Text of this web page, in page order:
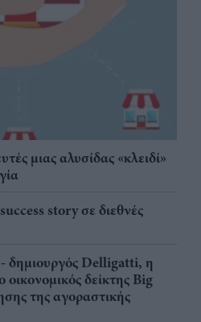
μιας αλυσίδας «κλειδί»
story σε διεθνές
δημιουργός Delligatti, η
δείκτης Big
της αγοραστικής